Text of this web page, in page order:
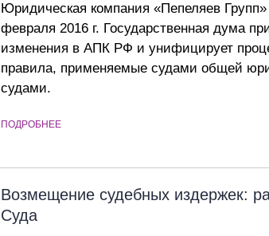
Юридическая компания «Пепеляев
февраля 2016 г. Государственная дума
изменения в АПК РФ и унифицирует
правила, применяемые судами общей
судами.
ПОДРОБНЕЕ
Возмещение судебных издержек:
Суда